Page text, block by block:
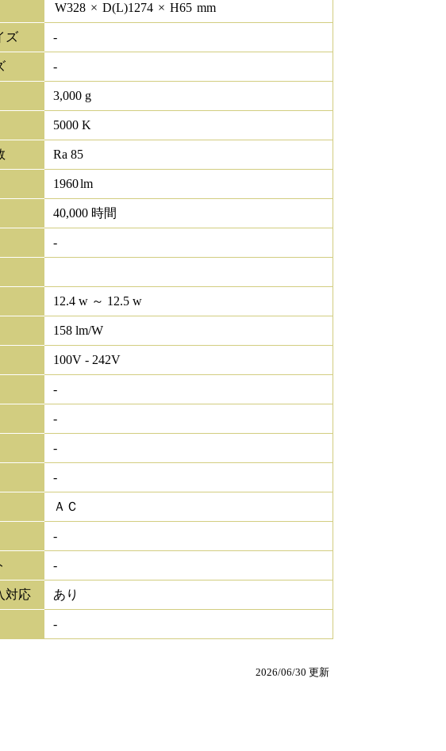
W328 × D(L)1274 × H65 mm
ズ -
-
3,000 g
5000 K
Ra 85
1960lm
40,000 時間
-
12.4 w ～ 12.5 w
158 lm/W
100V - 242V
-
-
-
-
ＡＣ
-
-
対応 あり
-
2026/06/30 更新